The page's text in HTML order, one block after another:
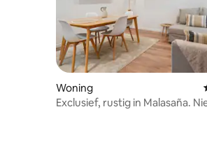
Woning
Exclusief, rustig in Malasaña.